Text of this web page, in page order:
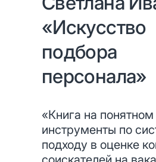
«Искусство
подбора
персонала»
«Книга на
инструменты по
подходу в оценке